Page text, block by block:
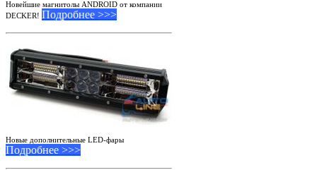
Новейшие магнитолы ANDROID от компании
DECKER! Подробнее >>>
Новые дополнительные LED-фары
Подробнее >>>